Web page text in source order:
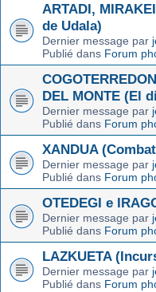
ARTADI,
de Udala)
Dernier message par
Publié dans Forum
DEL MONTE (El
Dernier message par
Publié dans Forum
XANDUA
Dernier message par
Publié dans Forum
OTEDEGI e
Dernier message par
Publié dans Forum
LAZKUETA
Dernier message par
Publié dans Forum